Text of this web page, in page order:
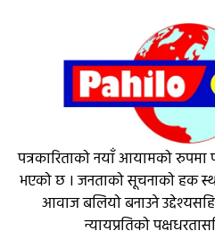
पत्रकारिताको नयाँ आयामको
भएको छ । जनताको सूचनाको हक
आवाज बलियो बनाउने
न्यायप्रतिको